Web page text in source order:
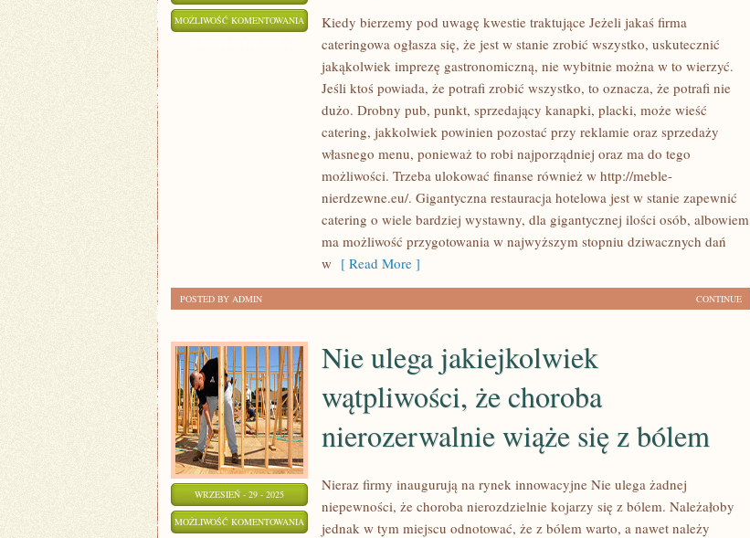
MOŻLIWOŚĆ KOMENTOWANIA KIEDY
WŁAŚCIWIE
DOCHODZI
SPRAWY
ROZWODOWEJ
PEWNO
NIKT
TEGO
USATYSFAKCJONOWANY
Kiedy bierzemy pod uwagę kwestie traktujące Jeżeli jakaś firma
cateringowa ogłasza się, że jest w stanie zrobić wszystko, uskutecznić
jakąkolwiek imprezę gastronomiczną, nie wybitnie można w to wierzyć.
Jeśli ktoś powiada, że potrafi zrobić wszystko, to oznacza, że potrafi nie
dużo. Drobny pub, punkt, sprzedający kanapki, placki, może wieść
catering, jakkolwiek powinien pozostać przy reklamie oraz sprzedaży
własnego menu, ponieważ to robi najporządniej oraz ma do tego
możliwości. Trzeba ulokować finanse również w http://meble-
nierdzewne.eu/. Gigantyczna restauracja hotelowa jest w stanie zapewnić
catering o wiele bardziej wystawny, dla gigantycznej ilości osób, albowiem
ma możliwość przygotowania w najwyższym stopniu dziwacznych dań
w [ Read More ]
CONTINUE
POSTED BY ADMIN
WRZESIEŃ - 29 - 2025
MOŻLIWOŚĆ KOMENTOWANIA
Nie ulega jakiejkolwiek
wątpliwości, że choroba
nierozerwalnie wiąże się z bólem
Nieraz firmy inaugurują na rynek innowacyjne Nie ulega żadnej
niepewności, że choroba nierozdzielnie kojarzy się z bólem. Należałoby
jednak w tym miejscu odnotować, że z bólem warto, a nawet należy